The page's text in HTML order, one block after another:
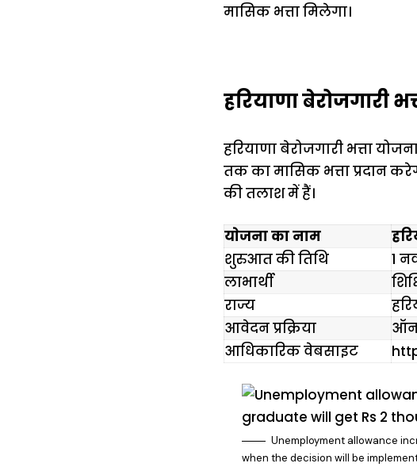
मासिक भत्ता मिलेगा।
हरियाणा बेरोजगारी
हरियाणा बेरोजगारी भत्ता
तक का मासिक भत्ता प्रदान
की तलाश में हैं।
याेजना का नाम
शुरुआत की तिथि
1
लाभार्थी
राज्य
आवेदन प्रक्रिया
आधिकारिक वेबसाइट
Unemployment allowance
when the decision will be